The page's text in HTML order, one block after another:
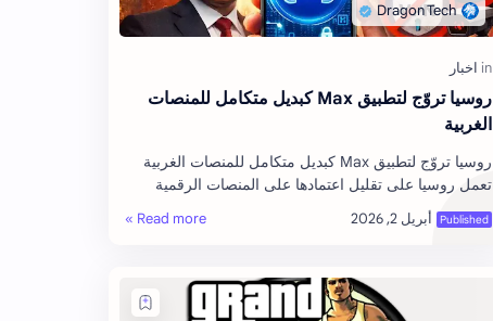
روسيا تروّج لتطبيق Max كبديل متكامل للمنصات
الغربية
روسيا تروّج لتطبيق Max كبديل متكامل للمنصات الغربية
تعمل روسيا على تقليل اعتمادها على المنصات الرقمية
الغربية من خلال دعم تطبيق محلي جديد يُعرف با…